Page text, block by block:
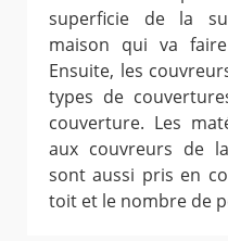
superficie de la
maison qui va
Ensuite, les
types de
couverture. Les
aux couvreurs de
sont aussi pris en
toit et le nombre de